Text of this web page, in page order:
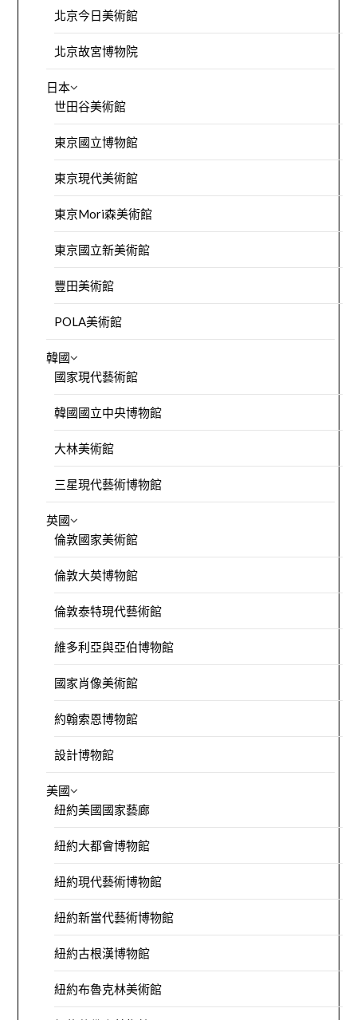
北京今日美術館
北京故宮博物院
日本
世田谷美術館
東京國立博物館
東京現代美術館
東京Mori森美術館
東京國立新美術館
豐田美術館
POLA美術館
韓國
國家現代藝術館
韓國國立中央博物館
大林美術館
三星現代藝術博物館
英國
倫敦國家美術館
倫敦大英博物館
倫敦泰特現代藝術館
維多利亞與亞伯博物館
國家肖像美術館
約翰索恩博物館
設計博物館
美國
紐約美國國家藝廊
紐約大都會博物館
紐約現代藝術博物館
紐約新當代藝術博物館
紐約古根漢博物館
紐約布魯克林美術館